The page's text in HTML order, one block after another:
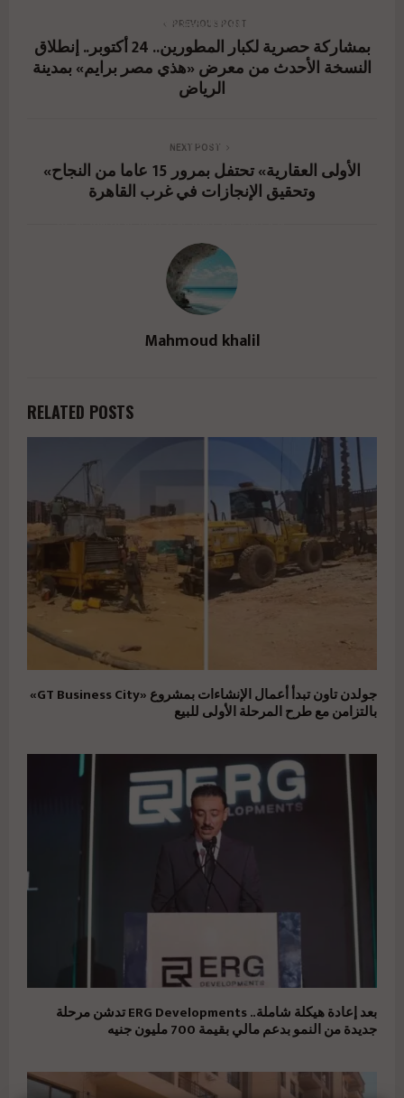
eg.net/%d9%87%d9%8a%d9%88%d9%86%d8%a
f%d8%a7%d9%89-
%d9%84%d9%84%d8%a3%d8%ac%d9%87%d8%
%d8%a7%d9%84%d9%85%d9%86%d8%b2%d9%
84%d9%8a%d8%a9-
%d8%aa%d8%aa%d8%b9%d8%a7%d9%88%d9%
PREVIOUS POST
بمشاركة حصرية لكبار المطورين.. 24 أكتوبر.. إنطلاق
النسخة الأحدث من معرض «هذي مصر برايم» بمدينة
الرياض
NEXT POST
«الأولى العقارية» تحتفل بمرور 15 عاما من النجاح
وتحقيق الإنجازات في غرب القاهرة
Mahmoud khalil
RELATED POSTS
جولدن تاون تبدأ أعمال الإنشاءات بمشروع «GT Business City»
بالتزامن مع طرح المرحلة الأولى للبيع
بعد إعادة هيكلة شاملة.. ERG Developments تدشن مرحلة
جديدة من النمو بدعم مالي بقيمة 700 مليون جنيه